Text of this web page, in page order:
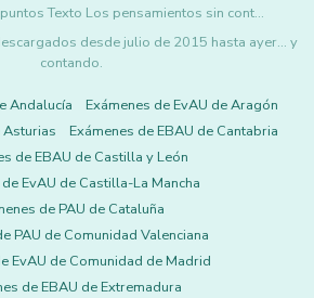
Texto Los pensamientos sin cont…
desde julio de 2015 hasta ayer... y
contando.
Andalucía
Exámenes de EvAU de Aragón
Asturias
Exámenes de EBAU de Cantabria
de EBAU de Castilla y León
EvAU de Castilla-La Mancha
de PAU de Cataluña
PAU de Comunidad Valenciana
EvAU de Comunidad de Madrid
de EBAU de Extremadura